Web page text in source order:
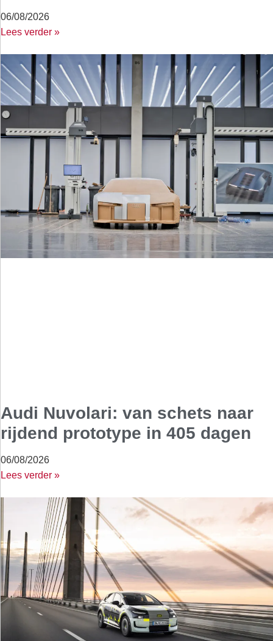
06/08/2026
Lees verder »
Audi Nuvolari: van schets naar
rijdend prototype in 405 dagen
06/08/2026
Lees verder »